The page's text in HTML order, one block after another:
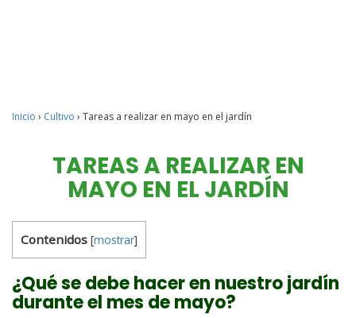
Inicio › Cultivo › Tareas a realizar en mayo en el jardín
TAREAS A REALIZAR EN
MAYO EN EL JARDÍN
Contenidos [mostrar]
¿Qué se debe hacer en nuestro jardín
durante el mes de mayo?